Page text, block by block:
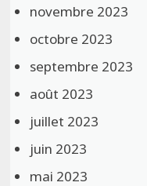
novembre 2023
octobre 2023
septembre 2023
août 2023
juillet 2023
juin 2023
mai 2023